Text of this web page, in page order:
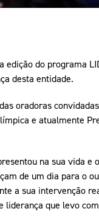
do programa
desta entidade.
oradoras
e atualmente
na sua vida e
de um dia para o
a sua intervenção
liderança que levo